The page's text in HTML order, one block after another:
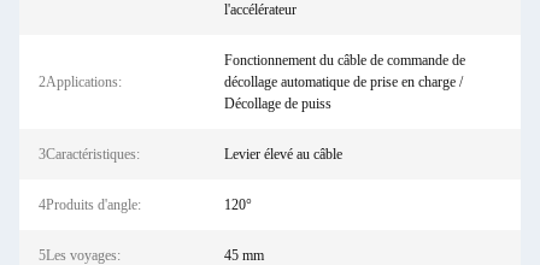
l'accélérateur
2Applications:
Fonctionnement du câble de commande de
décollage automatique de prise en charge /
Décollage de puiss
3Caractéristiques: Levier élevé au câble
4Produits d'angle: 120°
5Les voyages: 45 mm